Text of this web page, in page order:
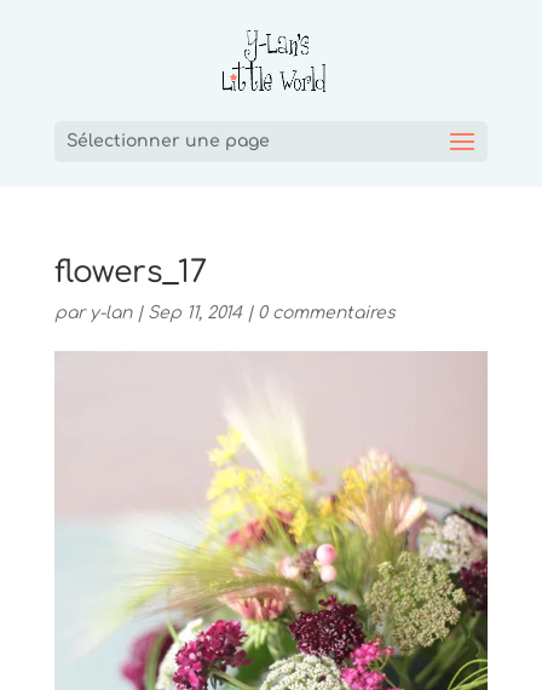
Sélectionner une page
flowers_17
par y-lan| Sep 11, 2014| 0 commentaires